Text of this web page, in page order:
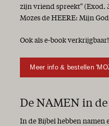
zijn vriend spreekt" (Exod.
Mozes de HEERE: Mijn
Ook als e-book verkrijgbaar!
Meer info & bestellen
De NAMEN in
In de Bijbel hebben namen